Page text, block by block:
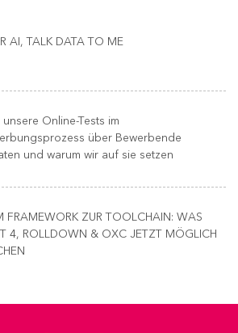
AI, TALK DATA TO ME
unsere Online-Tests im
über Bewerbende
und warum wir auf sie setzen
FRAMEWORK ZUR TOOLCHAIN: WAS
4, ROLLDOWN & OXC JETZT MÖGLICH